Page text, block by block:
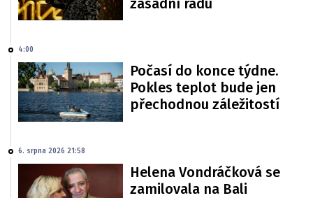
4:00
Počasí do konce týdne.
Pokles teplot bude jen
přechodnou záležitostí
6. srpna 2026 21:58
Helena Vondráčková se
zamilovala na Bali